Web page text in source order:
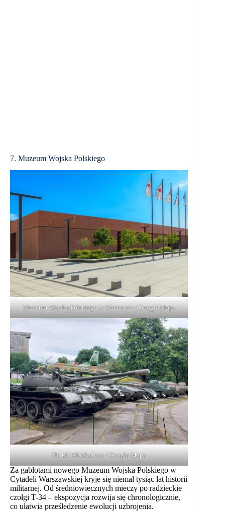
7. Muzeum Wojska Polskiego
Muzeum Wojska Polskiego w Warszawie / Google Maps
Heikki Matikainen / Google Maps
Za gablotami nowego Muzeum Wojska Polskiego w
Cytadeli Warszawskiej kryje się niemal tysiąc lat historii
militarnej. Od średniowiecznych mieczy po radzieckie
czołgi T-34 – ekspozycja rozwija się chronologicznie,
co ułatwia prześledzenie ewolucji uzbrojenia.